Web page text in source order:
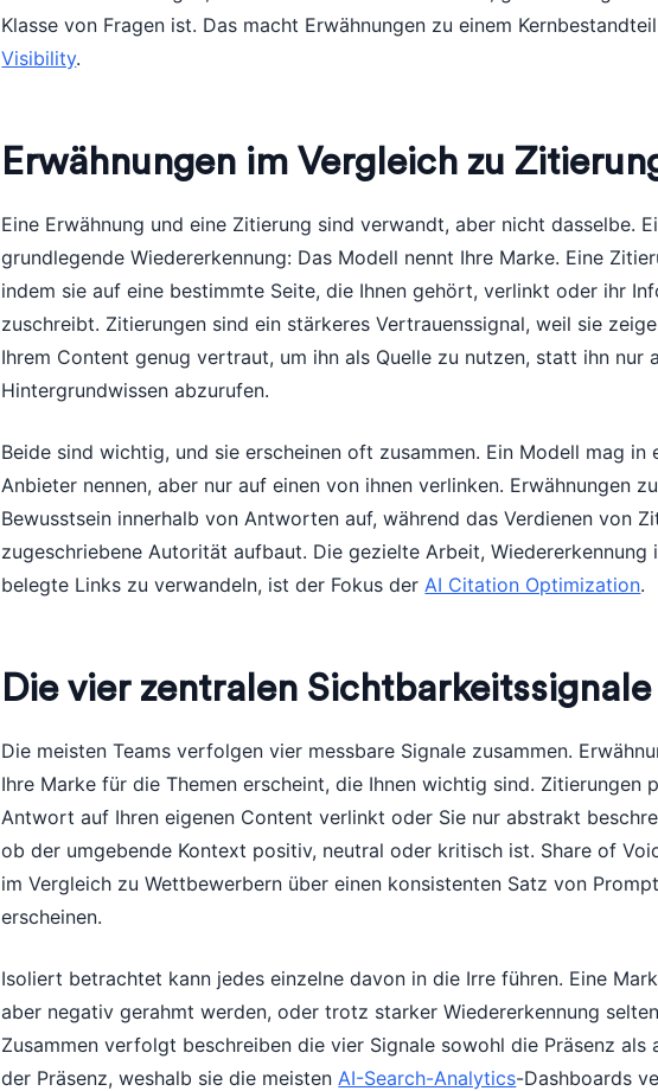
Klasse von Fragen ist. Das macht Erwähnungen zu einem
Visibility.
Erwähnungen im Vergleich zu
Eine Erwähnung und eine Zitierung sind verwandt, aber nicht dasselbe.
grundlegende Wiedererkennung: Das Modell nennt Ihre Marke. Eine
indem sie auf eine bestimmte Seite, die Ihnen gehört, verlinkt oder ihr
zuschreibt. Zitierungen sind ein stärkeres Vertrauenssignal, weil sie
Ihrem Content genug vertraut, um ihn als Quelle zu nutzen, statt ihn nur
Hintergrundwissen abzurufen.
Beide sind wichtig, und sie erscheinen oft zusammen. Ein Modell mag in
Anbieter nennen, aber nur auf einen von ihnen verlinken. Erwähnungen
Bewusstsein innerhalb von Antworten auf, während das Verdienen von
zugeschriebene Autorität aufbaut. Die gezielte Arbeit, Wiedererkennung
belegte Links zu verwandeln, ist der Fokus derAI Citation Optimization.
Die vier zentralen Sichtbarkeitssignale
Die meisten Teams verfolgen vier messbare Signale zusammen.
Ihre Marke für die Themen erscheint, die Ihnen wichtig sind. Zitierungen
Antwort auf Ihren eigenen Content verlinkt oder Sie nur abstrakt
ob der umgebende Kontext positiv, neutral oder kritisch ist. Share of
im Vergleich zu Wettbewerbern über einen konsistenten Satz von
erscheinen.
Isoliert betrachtet kann jedes einzelne davon in die Irre führen. Eine
aber negativ gerahmt werden, oder trotz starker Wiedererkennung
Zusammen verfolgt beschreiben die vier Signale sowohl die Präsenz als
der Präsenz, weshalb sie die meistenAI-Search-Analytics-Dashboards